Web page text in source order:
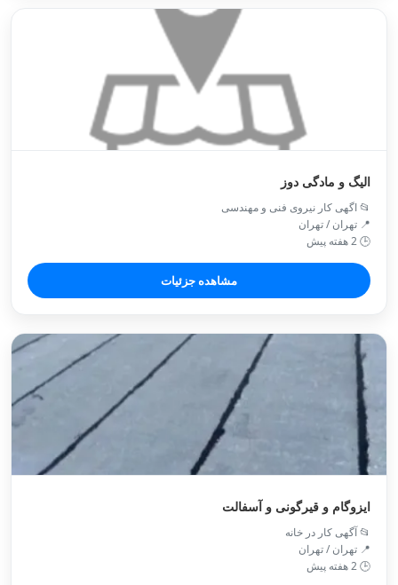
الیگ و مادگی دوز
📂 اگهی کار نیروی فنی و مهندسی
📍 تهران / تهران
🕒 2 هفته پیش
مشاهده جزئیات
ایزوگام و قیرگونی و آسفالت
📂 آگهی کار در خانه
📍 تهران / تهران
🕒 2 هفته پیش